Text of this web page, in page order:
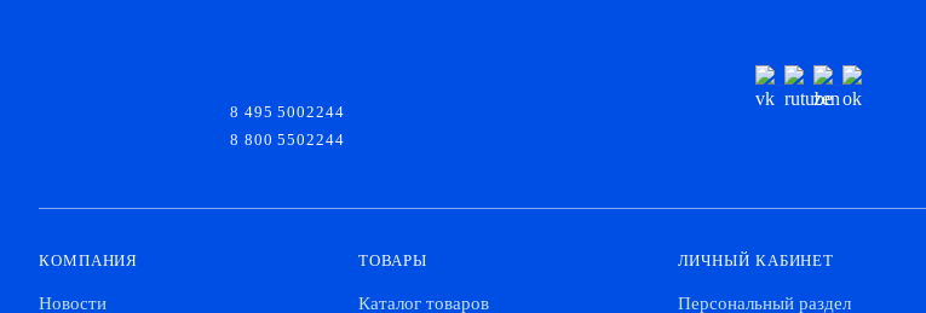
8 495 5002244
8 800 5502244
КОМПАНИЯ
Новости
ТОВАРЫ
Каталог товаров
ЛИЧНЫЙ КАБИНЕТ
Персональный раздел